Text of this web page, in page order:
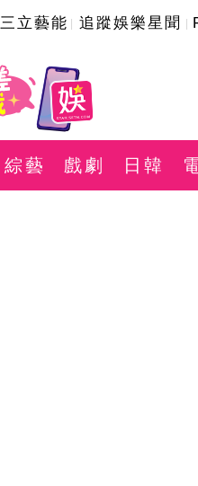
三立藝能 追蹤娛樂星聞
綜藝 戲劇 日韓